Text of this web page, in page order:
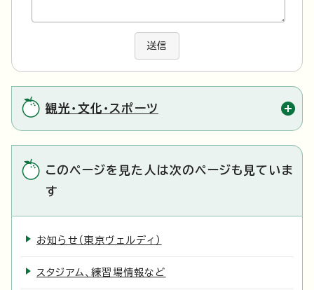
送信
観光・文化・スポーツ
このページを見た人は次のページも見ていま
す
お知らせ（東京ヴェルディ）
スタジアム、練習場情報など